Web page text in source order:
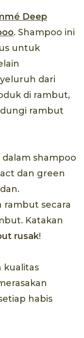
Deep
. Shampoo ini
untuk
dari
di rambut,
rambut
shampoo
dan green
rambut secara
Katakan
rusak!
kualitas
habis